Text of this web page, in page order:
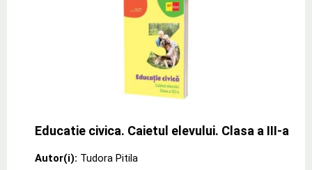
Educatie civica. Caietul elevului. Clasa a III-a
Autor(i): Tudora Pitila